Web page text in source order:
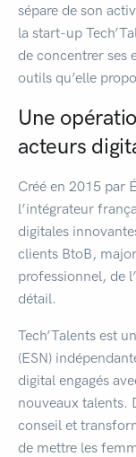
sépare de son
la start-up
de concentrer ses
outils qu’elle
Une
acteurs
Créé en 2015 par
l’intégrateur
digitales
clients BtoB,
professionnel, de
détail.
Tech’Talents est
(ESN)
digital engagés
nouveaux talents.
conseil et
de mettre les